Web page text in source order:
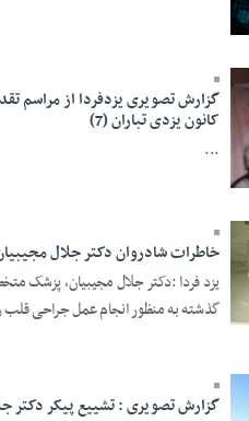
گزارش تصویری یزدفردا از مراسم
کانون یزدی تباران (7)
...
خاطرات شادروان دکتر جلال
گذشته به منظور انجام عمل جراحی قلب
گزارش تصویری : تشییع پیکر دکتر